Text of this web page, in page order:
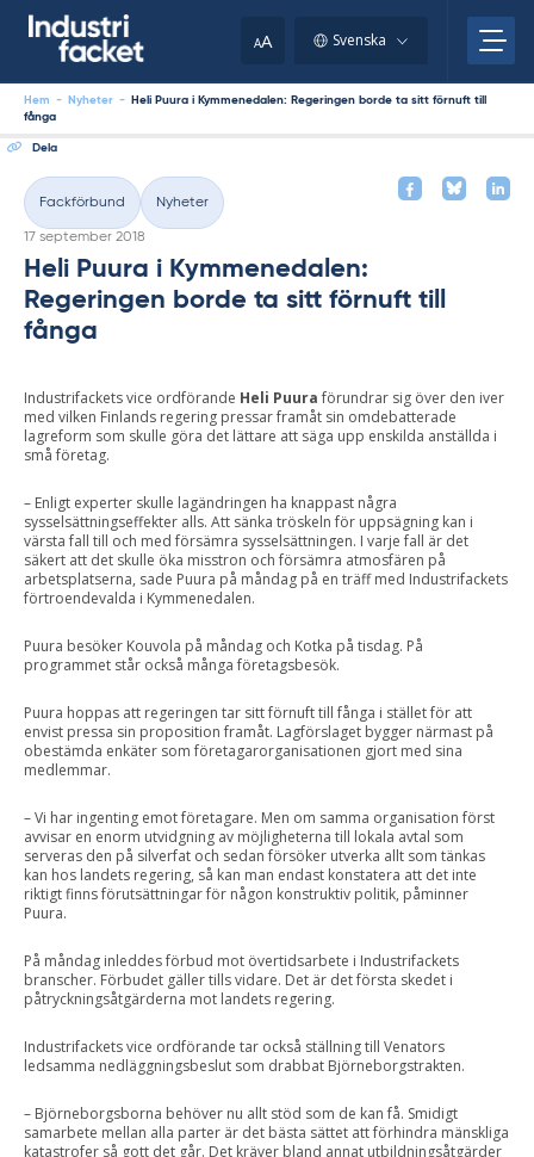
AA Svenska
Hem - Nyheter -
Heli Puura i Kymmenedalen: Regeringen borde ta sitt förnuft till
fånga
Dela
Kategorier
Fackförbund Nyheter
Skriven
17 september 2018
Heli Puura i Kymmenedalen:
Regeringen borde ta sitt förnuft till
fånga
Industrifackets vice ordförande Heli Puuraförundrar sig över den iver
med vilken Finlands regering pressar framåt sin omdebatterade
lagreform som skulle göra det lättare att säga upp enskilda anställda i
små företag.
– Enligt experter skulle lagändringen ha knappast några
sysselsättningseffekter alls. Att sänka tröskeln för uppsägning kan i
värsta fall till och med försämra sysselsättningen. I varje fall är det
säkert att det skulle öka misstron och försämra atmosfären på
arbetsplatserna, sade Puura på måndag på en träff med Industrifackets
förtroendevalda i Kymmenedalen.
Puura besöker Kouvola på måndag och Kotka på tisdag. På
programmet står också många företagsbesök.
Puura hoppas att regeringen tar sitt förnuft till fånga i stället för att
envist pressa sin proposition framåt. Lagförslaget bygger närmast på
obestämda enkäter som företagarorganisationen gjort med sina
medlemmar.
– Vi har ingenting emot företagare. Men om samma organisation först
avvisar en enorm utvidgning av möjligheterna till lokala avtal som
serveras den på silverfat och sedan försöker utverka allt som tänkas
kan hos landets regering, så kan man endast konstatera att det inte
riktigt finns förutsättningar för någon konstruktiv politik, påminner
Puura.
På måndag inleddes förbud mot övertidsarbete i Industrifackets
branscher. Förbudet gäller tills vidare. Det är det första skedet i
påtryckningsåtgärderna mot landets regering.
Industrifackets vice ordförande tar också ställning till Venators
ledsamma nedläggningsbeslut som drabbat Björneborgstrakten.
– Björneborgsborna behöver nu allt stöd som de kan få. Smidigt
samarbete mellan alla parter är det bästa sättet att förhindra mänskliga
katastrofer så gott det går. Det kräver bland annat utbildningsåtgärder